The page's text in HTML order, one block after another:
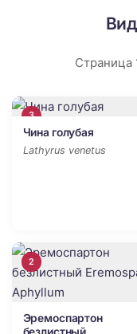
Страница
3
Чина голубая
Lathyrus venetus
2
Эремоспартон